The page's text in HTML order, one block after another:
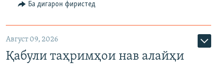
Ба дигарон фиристед
Август 09, 2026
Қабули таҳримҳои нав алайҳи